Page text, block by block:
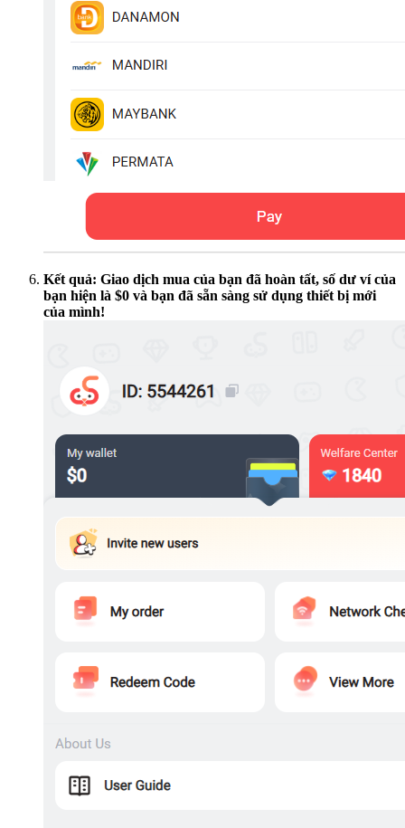
Kết quả: Giao dịch mua của bạn đã hoàn tất, số dư ví của
bạn hiện là $0 và bạn đã sẵn sàng sử dụng thiết bị mới
của mình!